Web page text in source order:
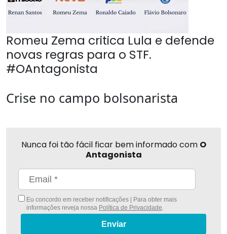
Romeu Zema critica Lula e defende
novas regras para o STF.
#OAntagonista
Crise no campo bolsonarista
Nunca foi tão fácil ficar bem informado com O
Antagonista
Eu concordo em receber notificações | Para obter mais
informações reveja nossa Política de Privacidade.
Enviar